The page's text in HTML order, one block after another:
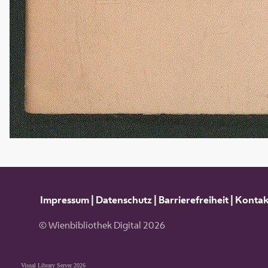
Impressum| Datenschutz| Barrierefreiheit|
© Wienbibliothek Digital 2026
Visual Library Server 2026